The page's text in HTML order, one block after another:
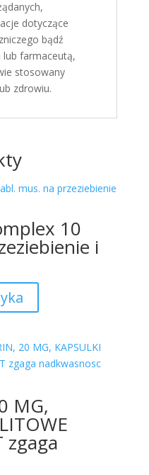
dotyczące
bądź
lub farmaceutą,
stosowany
zdrowiu.
10
i
MG,
zgaga